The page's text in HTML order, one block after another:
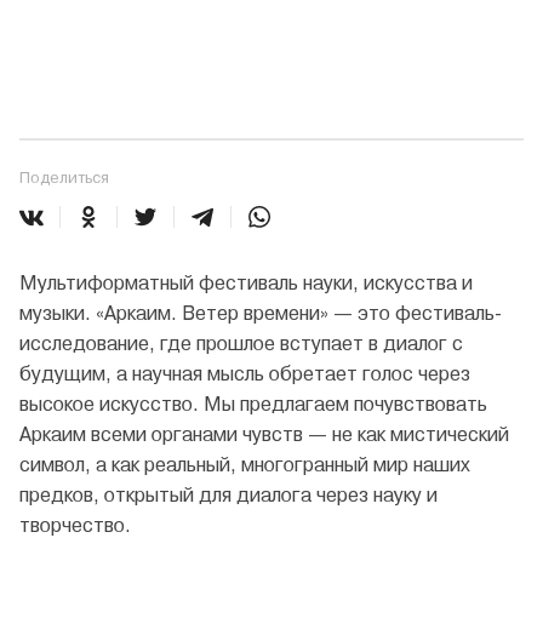
Поделиться
Мультиформатный фестиваль науки, искусства и
музыки. «Аркаим. Ветер времени» — это фестиваль-
исследование, где прошлое вступает в диалог с
будущим, а научная мысль обретает голос через
высокое искусство. Мы предлагаем почувствовать
Аркаим всеми органами чувств — не как мистический
символ, а как реальный, многогранный мир наших
предков, открытый для диалога через науку и
творчество.